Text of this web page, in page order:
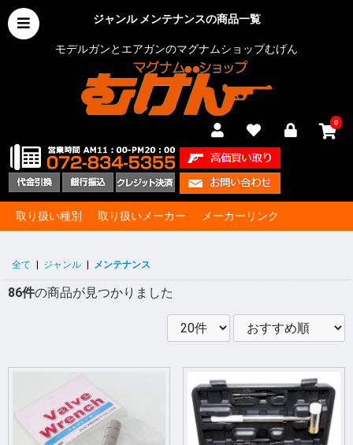
ジャンル メンテナンスの商品一覧
モデルガンとエアガンのマグナムショップむげん
0
取り扱い種別 取り扱いメーカー メーカーリンク
全て ジャンル メンテナンス
86件の商品が見つかりました